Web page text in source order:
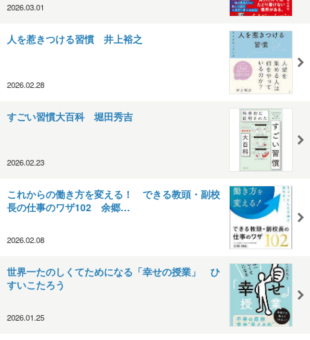
2026.03.01
人を惹きつける習慣 井上裕之
2026.02.28
すごい習慣大百科 堀田秀吉
2026.02.23
これからの働き方を変える！ できる教頭・副校
長の仕事のワザ102 余郷…
2026.02.08
世界一たのしくてためになる「幸せの授業」 ひ
すいこたろう
2026.01.25